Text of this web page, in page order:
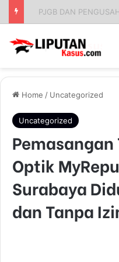
Home / Uncategorized
Uncategorized
Optik
Surabaya
dan Tanpa